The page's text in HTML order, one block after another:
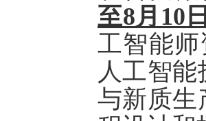
至8月10
工智能
人工智
与新质生